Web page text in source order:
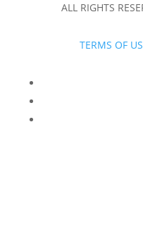
ALL RIGHTS
TERMS OF